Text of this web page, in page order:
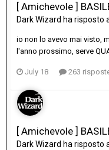
[ Amichevole ]
Dark Wizard ha risposto
io non lo avevo mai visto,
l'anno prossimo, serve
July 18 263
[ Amichevole ]
Dark Wizard ha risposto